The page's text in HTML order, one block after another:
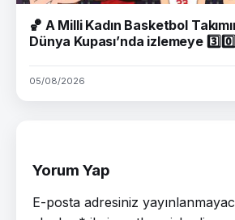
🏀 A Milli Kadın Basketbol
Dünya Kupası’nda izlemeye 3️⃣ 0️⃣
05/08/2026
Yorum Yap
E-posta adresiniz